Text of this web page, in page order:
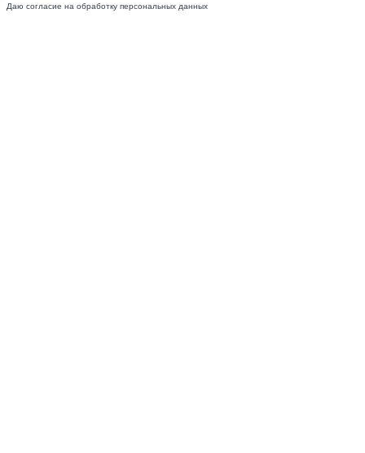
Даю согласие на обработку персональных данных